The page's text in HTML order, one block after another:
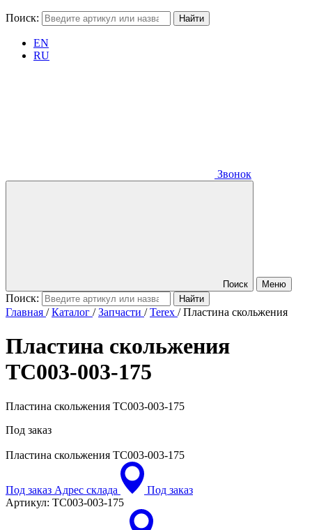
Поиск:
EN
RU
Звонок
Поиск Меню
Поиск:
Главная /Каталог /Запчасти /Terex /Пластина скольжения
Пластина скольжения
TC003-003-175
Пластина скольжения TC003-003-175
Под заказ
Пластина скольжения TC003-003-175
Под заказ Адрес склада
Под заказ
Артикул: TC003-003-175